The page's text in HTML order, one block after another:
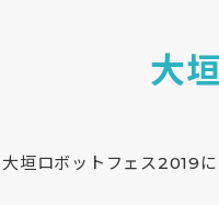
大
大垣ロボットフェス2019に